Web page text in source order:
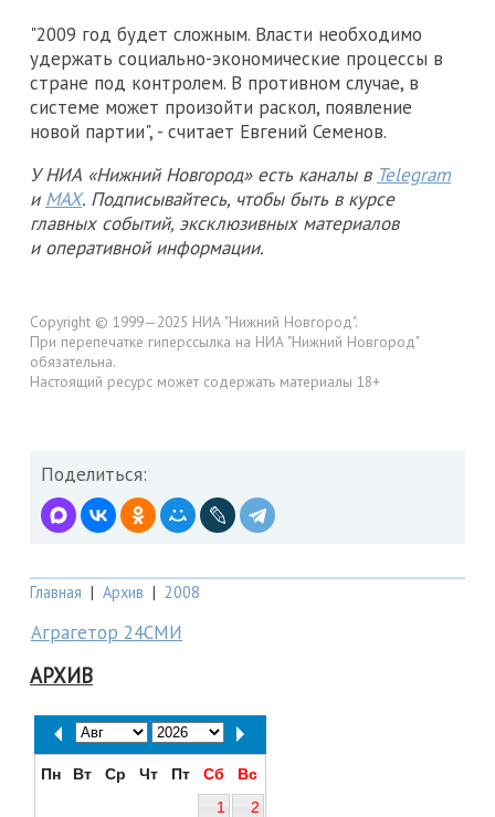
"2009 год будет сложным. Власти необходимо
удержать социально-экономические процессы в
стране под контролем. В противном случае, в
системе может произойти раскол, появление
новой партии", - считает Евгений Семенов.
У НИА «Нижний Новгород» есть каналы в Telegram
и MAX. Подписывайтесь, чтобы быть в курсе
главных событий, эксклюзивных материалов
и оперативной информации.
Copyright © 1999—2025 НИА "Нижний Новгород".
При перепечатке гиперссылка на НИА "Нижний Новгород"
обязательна.
Настоящий ресурс может содержать материалы 18+
Поделиться:
Главная | Архив | 2008
Аграгетор 24СМИ
АРХИВ
Пн Вт Ср Чт Пт Сб
Вс
1
2